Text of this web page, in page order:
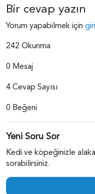
Bir cevap yazın
Yorum yapabilmek için
242 Okunma
0 Mesaj
4 Cevap Sayısı
0 Beğeni
Yeni Soru Sor
Kedi ve köpeğinizle
sorabilirsiniz.